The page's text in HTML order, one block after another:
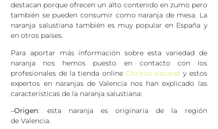
destacan porque ofrecen un alto contenido en zumo pero
también se pueden consumir como naranja de mesa. La
naranja salustiana también es muy popular en España y
en otros países.
Para aportar más información sobre esta variedad de
naranja nos hemos puesto en contacto con los
profesionales de la tienda online Cítricos siscaret y estos
expertos en naranjas de Valencia nos han explicado las
características de la naranja salustiana:
–Origen: esta naranja es originaria de la región
de Valencia.